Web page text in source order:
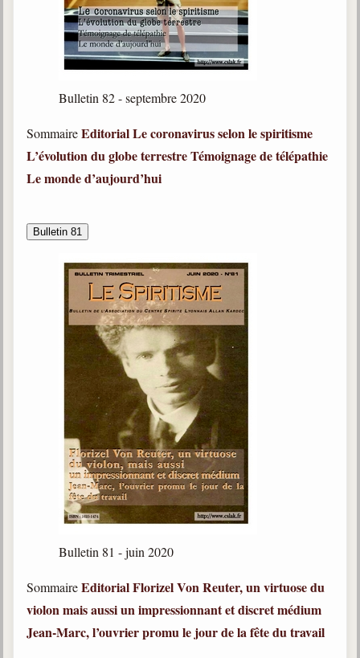
Bulletin 82 - septembre 2020
SommaireEditorialLe coronavirus selon le spiritisme
L’évolution du globe terrestreTémoignage de télépathie
Le monde d’aujourd’hui
Bulletin 81
Bulletin 81 - juin 2020
SommaireEditorialFlorizel Von Reuter, un virtuose du
violon mais aussi un impressionnant et discret médium
Jean-Marc, l’ouvrier promu le jour de la fête du travail